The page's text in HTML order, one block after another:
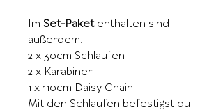
Im Set-Paketenthalten sind
außerdem:
2 x 30cm Schlaufen
2 x Karabiner
1 x 110cm Daisy Chain.
Mit den Schlaufen befestigst du